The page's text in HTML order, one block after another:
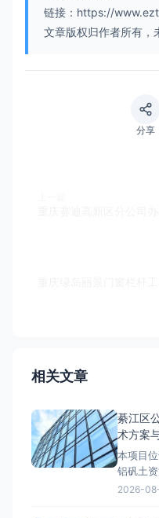
链接：https://
文章版权归作者所有，
分享
相关文章
綦江区
术方案
本项目
铝矾土
外立面
2026-